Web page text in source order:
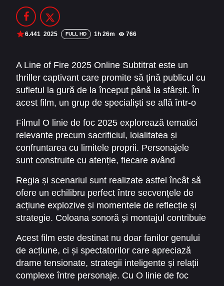
Filme Online 2014
Filme Online 2012 Filme Online 2011
DMCA
SERIALE ONLINE
TERMENI ȘI CONDIȚII
6.441 2025 FULL HD 1h 26m 766
A Line of Fire 2025 Online Subtitrat este un
thriller captivant care promite să țină publicul cu
sufletul la gură de la început până la sfârșit. În
acest film, un grup de specialiști se află într-o
cu amenințări care le pun la încercare curajul,
inteligența și prietenia. Povestea se desfășoară
cu o intensitate de la care nu te poți desprinde,
iar elementele de acțiune sunt completate de
momente de tensiune psihologică care adaugă
profunzime și realism experienței
cinematografice.
Filmul O linie de foc 2025 explorează tematici
relevante precum sacrificiul, loialitatea și
confruntarea cu limitele proprii. Personajele
sunt construite cu atenție, fiecare având
contribuie la dinamica intensă a poveștii.
Acțiunea se desfășoară pe fundalul unor locații
atent alese, creând o atmosferă autentică care
sporește suspansul și implicarea emoțională a
spectatorului.
Regia și scenariul sunt realizate astfel încât să
ofere un echilibru perfect între secvențele de
acțiune explozive și momentele de reflecție și
strategie. Coloana sonoră și montajul contribuie
să fie memorabilă. A Line of Fire 2025 Online
Subtitrat este, de asemenea, un exemplu de
cinematografie modernă în care detaliile vizuale
și efectele speciale sunt folosite pentru a
Acest film este destinat nu doar fanilor genului
de acțiune, ci și spectatorilor care apreciază
drame tensionate, strategii inteligente și relații
complexe între personaje. Cu O linie de foc